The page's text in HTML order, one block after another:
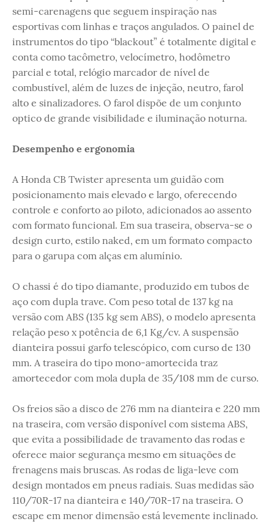
semi-carenagens que seguem inspiração nas
esportivas com linhas e traços angulados. O painel de
instrumentos do tipo “blackout” é totalmente digital e
conta como tacômetro, velocímetro, hodômetro
parcial e total, relógio marcador de nível de
combustível, além de luzes de injeção, neutro, farol
alto e sinalizadores. O farol dispõe de um conjunto
optico de grande visibilidade e iluminação noturna.
Desempenho e ergonomia
A Honda CB Twister apresenta um guidão com
posicionamento mais elevado e largo, oferecendo
controle e conforto ao piloto, adicionados ao assento
com formato funcional. Em sua traseira, observa-se o
design curto, estilo naked, em um formato compacto
para o garupa com alças em alumínio.
O chassi é do tipo diamante, produzido em tubos de
aço com dupla trave. Com peso total de 137 kg na
versão com ABS (135 kg sem ABS), o modelo apresenta
relação peso x potência de 6,1 Kg/cv. A suspensão
dianteira possui garfo telescópico, com curso de 130
mm. A traseira do tipo mono-amortecida traz
amortecedor com mola dupla de 35/108 mm de curso.
Os freios são a disco de 276 mm na dianteira e 220 mm
na traseira, com versão disponível com sistema ABS,
que evita a possibilidade de travamento das rodas e
oferece maior segurança mesmo em situações de
frenagens mais bruscas. As rodas de liga-leve com
design montados em pneus radiais. Suas medidas são
110/70R-17 na dianteira e 140/70R-17 na traseira. O
escape em menor dimensão está levemente inclinado.